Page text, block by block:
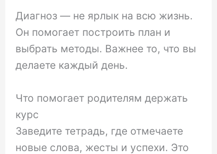
Диагноз — не ярлык на всю жизнь.
Он помогает построить план и
выбрать методы. Важнее то, что вы
делаете каждый день.
Что помогает родителям держать
курс
Заведите тетрадь, где отмечаете
новые слова, жесты и успехи. Это